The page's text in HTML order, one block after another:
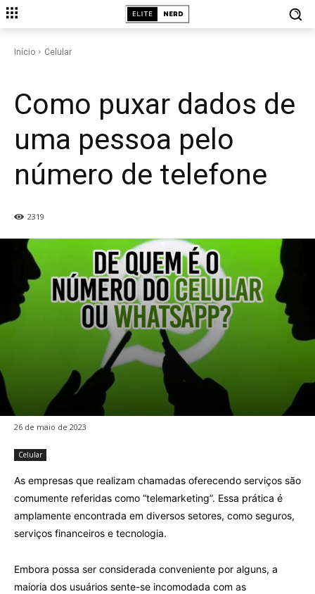
Início Celular
Como puxar dados de
uma pessoa pelo
número de telefone
2319
26 de maio de 2023
Celular
As empresas que realizam chamadas oferecendo serviços são
comumente referidas como “telemarketing”. Essa prática é
amplamente encontrada em diversos setores, como seguros,
serviços financeiros e tecnologia.
Embora possa ser considerada conveniente por alguns, a
maioria dos usuários sente-se incomodada com as